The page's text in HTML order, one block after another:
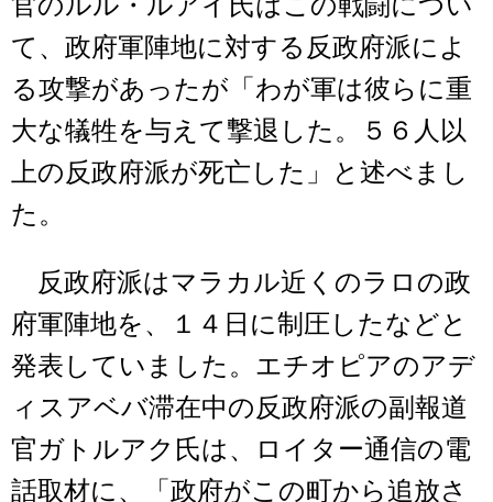
て、政府軍陣地に対する反政府派によ
る攻撃があったが「わが軍は彼らに重
大な犠牲を与えて撃退した。５６人以
上の反政府派が死亡した」と述べまし
た。
反政府派はマラカル近くのラロの政
府軍陣地を、１４日に制圧したなどと
発表していました。エチオピアのアデ
ィスアベバ滞在中の反政府派の副報道
官ガトルアク氏は、ロイター通信の電
話取材に、「政府がこの町から追放さ